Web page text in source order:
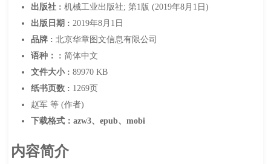
出版社 : 机械工业出版社; 第1版 (2019年8月1日)
出版日期 : 2019年8月1日
品牌 : 北京华章图文信息有限公司
语种： : 简体中文
文件大小 : 89970 KB
纸书页数 : 1269页
赵军 等 (作者)
下载格式：azw3、epub、mobi
内容简介